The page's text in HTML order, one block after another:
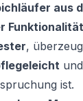
aus
Funktionalität
,
und
ist.